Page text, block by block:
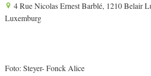
4 Rue Nicolas Ernest Barblé, 1210 Belair
Luxemburg
Foto: Steyer- Fonck Alice